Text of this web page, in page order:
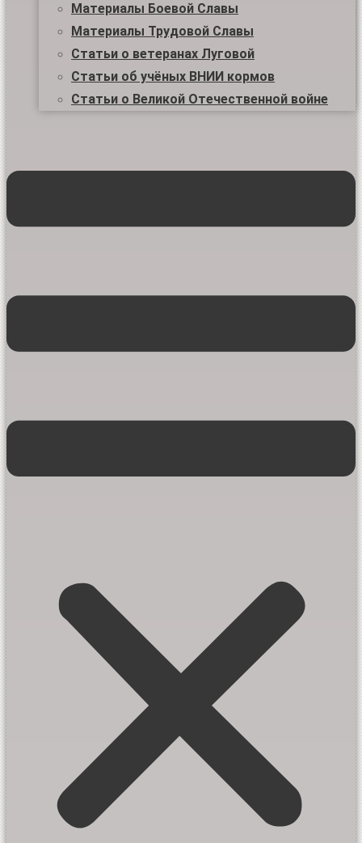
Материалы Боевой Славы
Материалы Трудовой Славы
Статьи о ветеранах Луговой
Статьи об учёных ВНИИ кормов
Статьи о Великой Отечественной войне